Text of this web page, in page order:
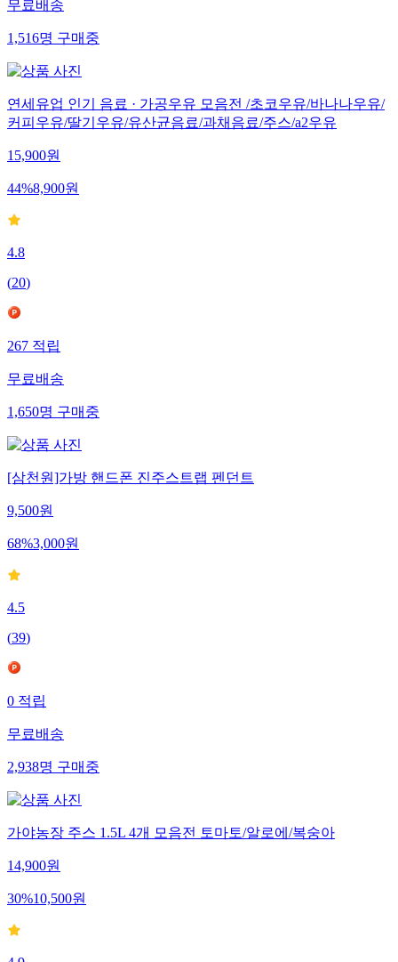
무료배송
1,516명구매중
연세유업 인기 음료 · 가공우유 모음전 /초코우유/바나나우유/
커피우유/딸기우유/유산균음료/과채음료/주스/a2우유
15,900원
44%8,900원
4.8
(20)
267적립
무료배송
1,650명구매중
[삼천원]가방 핸드폰 진주스트랩 펜던트
9,500원
68%3,000원
4.5
(39)
0적립
무료배송
2,938명구매중
가야농장 주스 1.5L 4개 모음전 토마토/알로에/복숭아
14,900원
30%10,500원